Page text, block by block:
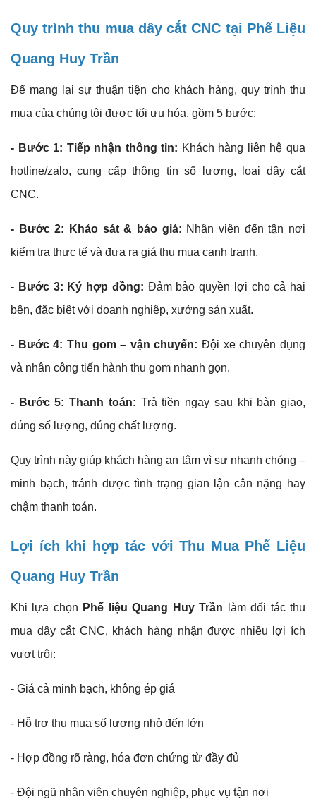
Quy trình thu mua dây cắt CNC tại Phế Liệu
Quang Huy Trần
Để mang lại sự thuận tiện cho khách hàng, quy trình thu
mua của chúng tôi được tối ưu hóa, gồm 5 bước:
- Bước 1: Tiếp nhận thông tin: Khách hàng liên hệ qua
hotline/zalo, cung cấp thông tin số lượng, loại dây cắt
CNC.
- Bước 2: Khảo sát & báo giá: Nhân viên đến tận nơi
kiểm tra thực tế và đưa ra giá thu mua cạnh tranh.
- Bước 3: Ký hợp đồng: Đảm bảo quyền lợi cho cả hai
bên, đặc biệt với doanh nghiệp, xưởng sản xuất.
- Bước 4: Thu gom – vận chuyển: Đội xe chuyên dụng
và nhân công tiến hành thu gom nhanh gọn.
- Bước 5: Thanh toán: Trả tiền ngay sau khi bàn giao,
đúng số lượng, đúng chất lượng.
Quy trình này giúp khách hàng an tâm vì sự nhanh chóng –
minh bạch, tránh được tình trạng gian lận cân nặng hay
chậm thanh toán.
Lợi ích khi hợp tác với Thu Mua Phế Liệu
Quang Huy Trần
Khi lựa chọn Phế liệu Quang Huy Trần làm đối tác thu
mua dây cắt CNC, khách hàng nhận được nhiều lợi ích
vượt trội:
- Giá cả minh bạch, không ép giá
- Hỗ trợ thu mua số lượng nhỏ đến lớn
- Hợp đồng rõ ràng, hóa đơn chứng từ đầy đủ
- Đội ngũ nhân viên chuyên nghiệp, phục vụ tận nơi